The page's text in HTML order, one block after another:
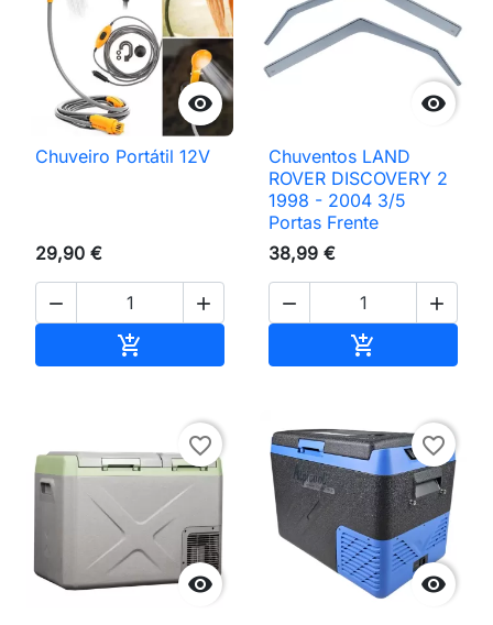

Chuveiro Portátil 12V
29,90 €
 


Chuventos LAND
ROVER DISCOVERY 2
1998 - 2004 3/5
Portas Frente
38,99 €
 


favorite_border

favorite_border